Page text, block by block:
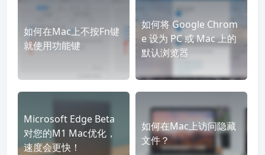
如何在Mac上不按Fn键
就使用功能键
如何将 Google Chrom
e 设为 PC 或 Mac 上的
默认浏览器
Microsoft Edge Beta
对您的M1 Mac优化，
速度会更快！
如何在Mac上访问隐藏
文件？